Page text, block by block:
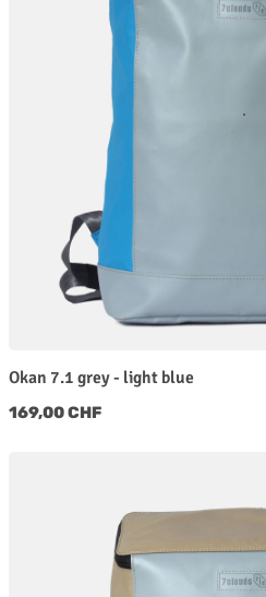
Okan 7.1 grey - light blue
Regulärer Preis:
169,00 CHF